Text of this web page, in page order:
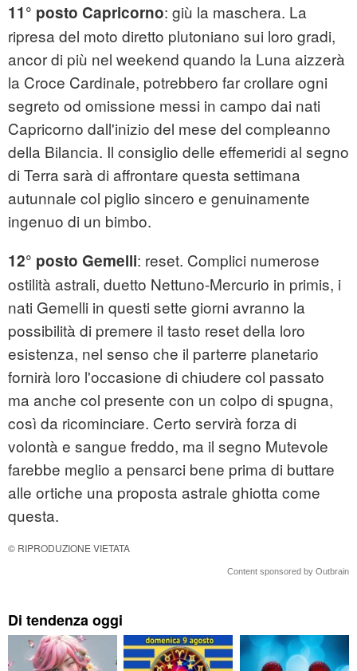
11° posto Capricorno: giù la maschera. La
ripresa del moto diretto plutoniano sui loro gradi,
ancor di più nel weekend quando la Luna aizzerà
la Croce Cardinale, potrebbero far crollare ogni
segreto od omissione messi in campo dai nati
Capricorno dall'inizio del mese del compleanno
della Bilancia. Il consiglio delle effemeridi al segno
di Terra sarà di affrontare questa settimana
autunnale col piglio sincero e genuinamente
ingenuo di un bimbo.
12° posto Gemelli: reset. Complici numerose
ostilità astrali, duetto Nettuno-Mercurio in primis, i
nati Gemelli in questi sette giorni avranno la
possibilità di premere il tasto reset della loro
esistenza, nel senso che il parterre planetario
fornirà loro l'occasione di chiudere col passato
ma anche col presente con un colpo di spugna,
così da ricominciare. Certo servirà forza di
volontà e sangue freddo, ma il segno Mutevole
farebbe meglio a pensarci bene prima di buttare
alle ortiche una proposta astrale ghiotta come
questa.
© RIPRODUZIONE VIETATA
Content sponsored by Outbrain
Di tendenza oggi